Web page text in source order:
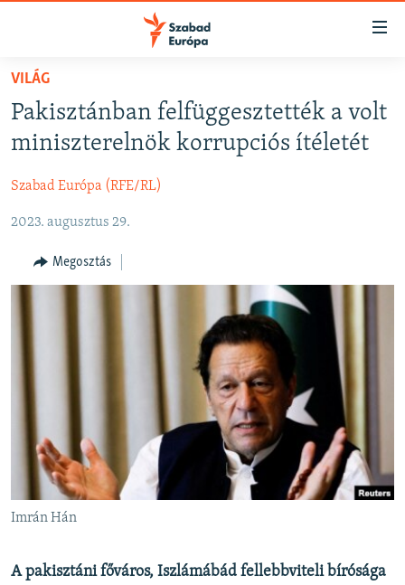
Akadálymentes
Ugrás
fő
oldalra
Ugrás
NAPIRENDEN
VIDEÓK
ELEMZŐ
NER15
VILÁG
KLÍMAVÁLTOZÁS
A MÚLT TANULSÁGAI
KÖVESSEN MINKET!
VILÁG
Pakisztánban felfüggesztették a volt
miniszterelnök korrupciós ítéletét
Szabad Európa (RFE/RL)
2023. augusztus 29.
Megosztás
Imrán Hán
A pakisztáni főváros, Iszlámábád fellebbviteli bírósága